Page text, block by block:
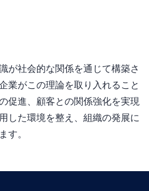
）は、知識が社会的な関係を通じて構築さ
業がこの理論を取り入れること
促進、顧客との関係強化を実現
した環境を整え、組織の発展に
す。